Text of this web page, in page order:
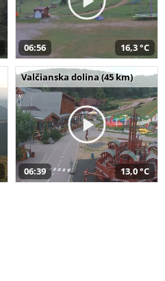
06:56 16,3 °C
Valčianska dolina (45 km)
06:39 13,0 °C